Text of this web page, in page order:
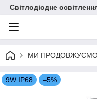
Світлодіодне
МИ ПРОДОВЖУЄМО
9W IP68 –5%